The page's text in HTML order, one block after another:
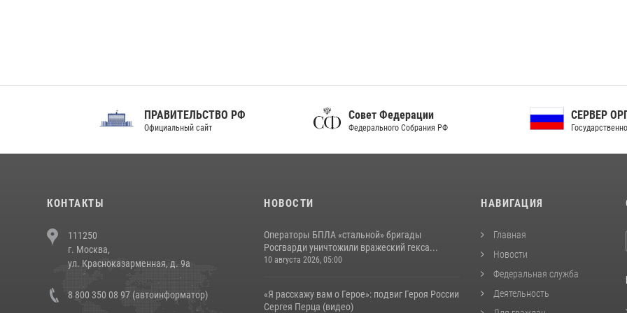
ПРАВИТЕЛЬСТВО РФ
Официальный сайт
Совет Федерации
Федерального Собрания РФ
СЕРВЕР ОРГАНОВ
Государственной власти РФ
КОНТАКТЫ
111250
г. Москва,
ул. Красноказарменная, д. 9а
8 800 350 08 97 (автоинформатор)
НОВОСТИ
Операторы БПЛА «стальной» бригады
Росгварди уничтожили вражеский гекса...
10 августа 2026, 05:00
«Я расскажу вам о Герое»: подвиг Героя России
Сергея Перца (видео)
НАВИГАЦИЯ
Главная
Новости
Федеральная служба
Деятельность